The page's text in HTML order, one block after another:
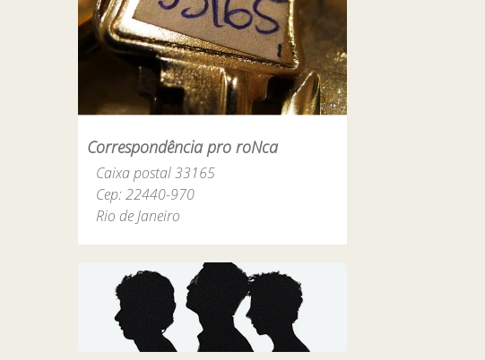
Correspondência pro roNca
Caixa postal 33165
Cep: 22440-970
Rio de Janeiro